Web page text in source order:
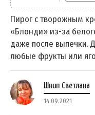
Пирог с творожным
«Блонди» из-за
даже после выпечки.
любые фрукты или
Шнип Светлана
14.09.2021